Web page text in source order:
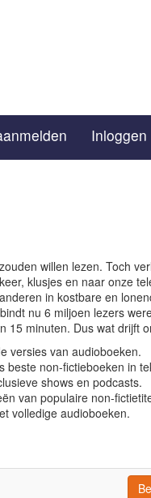
Inloggen
willen lezen. Toch
klusjes en naar onze
in kostbare en
nu 6 miljoen lezers
15 minuten. Dus wat drijft
versies van audioboeken.
beste non-fictieboeken in
shows en podcasts.
van populaire non-
volledige audioboeken.